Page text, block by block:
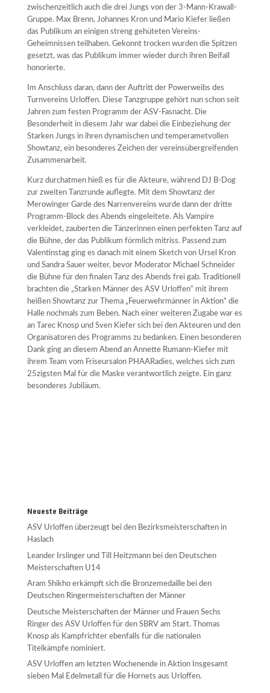
zwischenzeitlich auch die drei Jungs von der 3-Mann-Krawall-
Gruppe. Max Brenn, Johannes Kron und Mario Kiefer ließen
das Publikum an einigen streng gehüteten Vereins-
Geheimnissen teilhaben. Gekonnt trocken wurden die Spitzen
gesetzt, was das Publikum immer wieder durch ihren Beifall
honorierte.
Im Anschluss daran, dann der Auftritt der Powerweibs des
Turnvereins Urloffen. Diese Tanzgruppe gehört nun schon seit
Jahren zum festen Programm der ASV-Fasnacht. Die
Besonderheit in diesem Jahr war dabei die Einbeziehung der
Starken Jungs in ihren dynamischen und temperametvollen
Showtanz, ein besonderes Zeichen der vereinsübergreifenden
Zusammenarbeit.
Kurz durchatmen hieß es für die Akteure, während DJ B-Dog
zur zweiten Tanzrunde auflegte. Mit dem Showtanz der
Merowinger Garde des Narrenvereins wurde dann der dritte
Programm-Block des Abends eingeleitete. Als Vampire
verkleidet, zauberten die Tänzerinnen einen perfekten Tanz auf
die Bühne, der das Publikum förmlich mitriss. Passend zum
Valentinstag ging es danach mit einem Sketch von Ursel Kron
und Sandra Sauer weiter, bevor Moderator Michael Schneider
die Bühne für den finalen Tanz des Abends frei gab. Traditionell
brachten die „Starken Männer des ASV Urloffen“ mit ihrem
heißen Showtanz zur Thema „Feuerwehrmänner in Aktion“ die
Halle nochmals zum Beben. Nach einer weiteren Zugabe war es
an Tarec Knosp und Sven Kiefer sich bei den Akteuren und den
Organisatoren des Programms zu bedanken. Einen besonderen
Dank ging an diesem Abend an Annette Rumann-Kiefer mit
ihrem Team vom Friseursalon PHAARadies, welches sich zum
25zigsten Mal für die Maske verantwortlich zeigte. Ein ganz
besonderes Jubiläum.
Neueste Beiträge
ASV Urloffen überzeugt bei den Bezirksmeisterschaften in
Haslach
Leander Irslinger und Till Heitzmann bei den Deutschen
Meisterschaften U14
Aram Shikho erkämpft sich die Bronzemedaille bei den
Deutschen Ringermeisterschaften der Männer
Deutsche Meisterschaften der Männer und Frauen Sechs
Ringer des ASV Urloffen für den SBRV am Start. Thomas
Knosp als Kampfrichter ebenfalls für die nationalen
Titelkämpfe nominiert.
ASV Urloffen am letzten Wochenende in Aktion Insgesamt
sieben Mal Edelmetall für die Hornets aus Urloffen.